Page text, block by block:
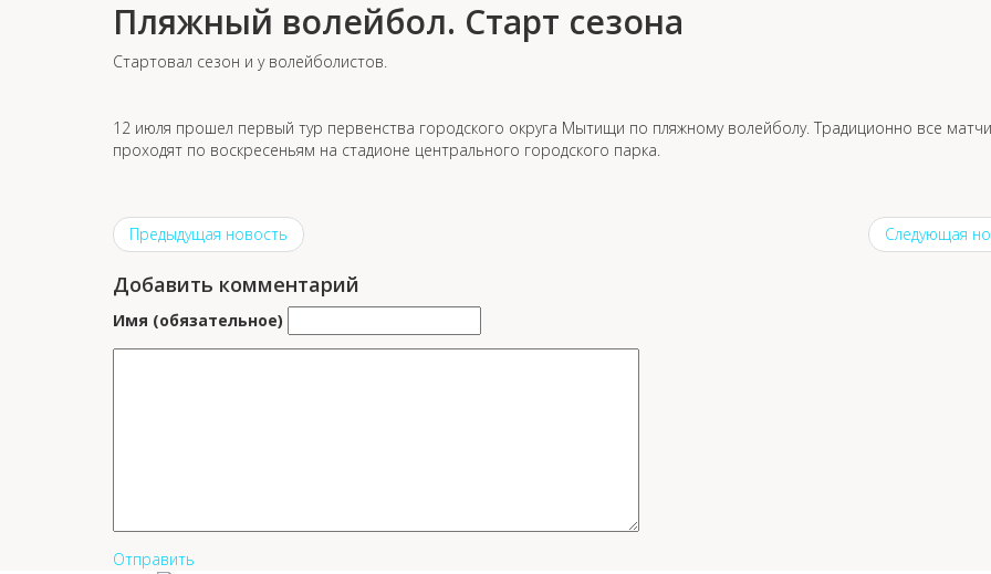
Пляжный волейбол. Старт сезона
Стартовал сезон и у волейболистов.
12 июля прошел первый тур первенства городского округа Мытищи по пляжному волейболу. Традиционно все матчи
проходят по воскресеньям на стадионе центрального городского парка.
Предыдущая новость Следующая
Добавить комментарий
Имя (обязательное)
Отправить